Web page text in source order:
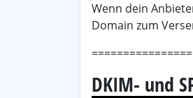
Wenn dein
Domain zum
DKIM- und